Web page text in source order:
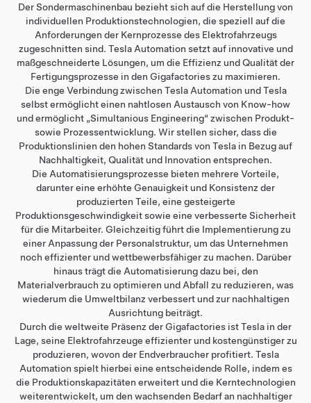
Der Sondermaschinenbau bezieht sich auf die Herstellung von
individuellen Produktionstechnologien, die speziell auf die
Anforderungen der Kernprozesse des Elektrofahrzeugs
zugeschnitten sind. Tesla Automation setzt auf innovative und
maßgeschneiderte Lösungen, um die Effizienz und Qualität der
Fertigungsprozesse in den Gigafactories zu maximieren.
Die enge Verbindung zwischen Tesla Automation und Tesla
selbst ermöglicht einen nahtlosen Austausch von Know-how
und ermöglicht „Simultanious Engineering“ zwischen Produkt-
sowie Prozessentwicklung. Wir stellen sicher, dass die
Produktionslinien den hohen Standards von Tesla in Bezug auf
Nachhaltigkeit, Qualität und Innovation entsprechen.
Die Automatisierungsprozesse bieten mehrere Vorteile,
darunter eine erhöhte Genauigkeit und Konsistenz der
produzierten Teile, eine gesteigerte
Produktionsgeschwindigkeit sowie eine verbesserte Sicherheit
für die Mitarbeiter. Gleichzeitig führt die Implementierung zu
einer Anpassung der Personalstruktur, um das Unternehmen
noch effizienter und wettbewerbsfähiger zu machen. Darüber
hinaus trägt die Automatisierung dazu bei, den
Materialverbrauch zu optimieren und Abfall zu reduzieren, was
wiederum die Umweltbilanz verbessert und zur nachhaltigen
Ausrichtung beiträgt.
Durch die weltweite Präsenz der Gigafactories ist Tesla in der
Lage, seine Elektrofahrzeuge effizienter und kostengünstiger zu
produzieren, wovon der Endverbraucher profitiert. Tesla
Automation spielt hierbei eine entscheidende Rolle, indem es
die Produktionskapazitäten erweitert und die Kerntechnologien
weiterentwickelt, um den wachsenden Bedarf an nachhaltiger